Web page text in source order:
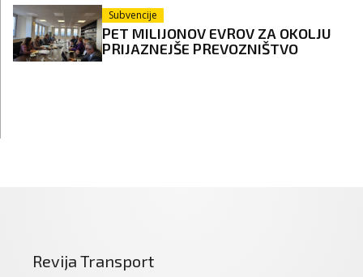
Subvencije
PET MILIJONOV EVROV ZA OKOLJU
PRIJAZNEJŠE PREVOZNIŠTVO
Revija Transport